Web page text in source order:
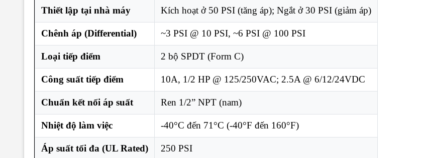
Thiết lập tại nhà máy Kích hoạt ở 50 PSI (tăng áp); Ngắt ở 30 PSI (giảm áp)
Chênh áp (Differential) ~3 PSI @ 10 PSI, ~6 PSI @ 100 PSI
Loại tiếp điểm 2 bộ SPDT (Form C)
Công suất tiếp điểm 10A, 1/2 HP @ 125/250VAC; 2.5A @ 6/12/24VDC
Chuẩn kết nối áp suất Ren 1/2” NPT (nam)
Nhiệt độ làm việc -40°C đến 71°C (-40°F đến 160°F)
Áp suất tối đa (UL Rated) 250 PSI